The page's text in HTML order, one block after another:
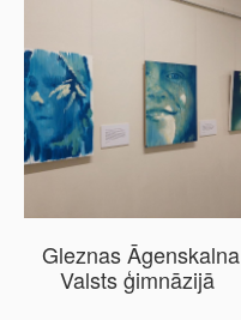
Gleznas Āgenskalna
Valsts ģimnāzijā